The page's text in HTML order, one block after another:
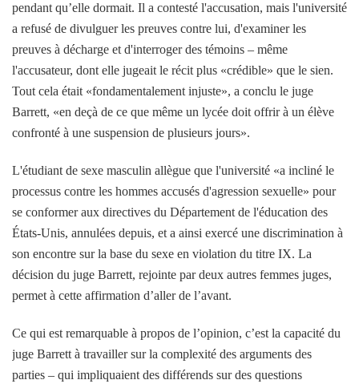
pendant qu’elle dormait. Il a contesté l'accusation, mais l'université
a refusé de divulguer les preuves contre lui, d'examiner les
preuves à décharge et d'interroger des témoins – même
l'accusateur, dont elle jugeait le récit plus «crédible» que le sien.
Tout cela était «fondamentalement injuste», a conclu le juge
Barrett, «en deçà de ce que même un lycée doit offrir à un élève
confronté à une suspension de plusieurs jours».
L'étudiant de sexe masculin allègue que l'université «a incliné le
processus contre les hommes accusés d'agression sexuelle» pour
se conformer aux directives du Département de l'éducation des
États-Unis, annulées depuis, et a ainsi exercé une discrimination à
son encontre sur la base du sexe en violation du titre IX. La
décision du juge Barrett, rejointe par deux autres femmes juges,
permet à cette affirmation d’aller de l’avant.
Ce qui est remarquable à propos de l’opinion, c’est la capacité du
juge Barrett à travailler sur la complexité des arguments des
parties – qui impliquaient des différends sur des questions